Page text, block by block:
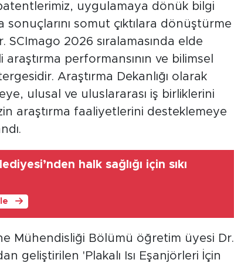
uygulamaya dönük bilgi
somut çıktılara dönüştürme
2026 sıralamasında elde
performansının ve bilimsel
Araştırma Dekanlığı olarak
ulusal ve uluslararası iş birliklerini
araştırma faaliyetlerini desteklemeye
halk sağlığı için sıkı
Mühendisliği Bölümü öğretim üyesi Dr.
geliştirilen 'Plakalı Isı Eşanjörleri İçin